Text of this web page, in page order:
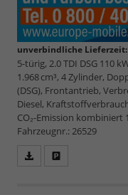
unverbindliche Lieferzeit:
5-türig, 2.0 TDI DSG 110
1.968 cm³, 4 Zylinder,
(DSG), Frontantrieb,
Diesel,
CO₂-Emission kombiniert
Fahrzeugnr.: 26529